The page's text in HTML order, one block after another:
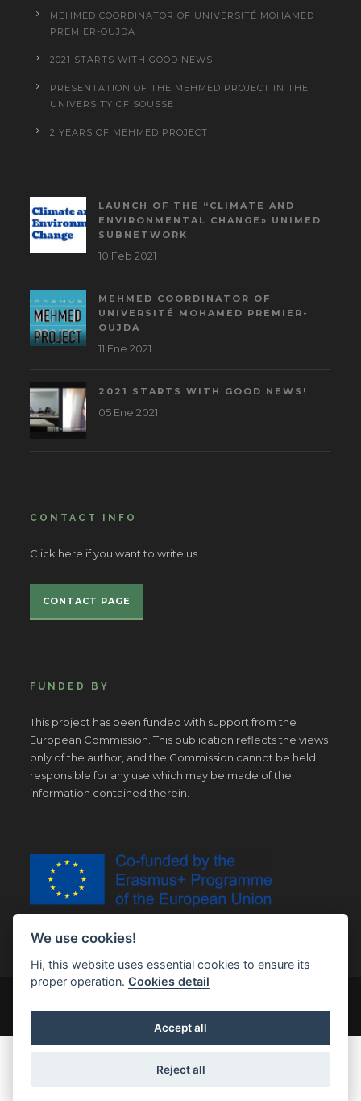
MEHMED COORDINATOR OF UNIVERSITÉ MOHAMED
PREMIER-OUJDA
2021 STARTS WITH GOOD NEWS!
PRESENTATION OF THE MEHMED PROJECT IN THE
UNIVERSITY OF SOUSSE
2 YEARS OF MEHMED PROJECT
LAUNCH OF THE “CLIMATE AND
ENVIRONMENTAL CHANGE» UNIMED
SUBNETWORK
10 Feb 2021
MEHMED COORDINATOR OF
UNIVERSITÉ MOHAMED PREMIER-
OUJDA
11 Ene 2021
2021 STARTS WITH GOOD NEWS!
05 Ene 2021
CONTACT INFO
Click here if you want to write us.
CONTACT PAGE
FUNDED BY
This project has been funded with support from the
European Commission. This publication reflects the views
only of the author, and the Commission cannot be held
responsible for any use which may be made of the
information contained therein.
We use cookies!
Hi, this website uses essential cookies to ensure its
proper operation.Cookies detail
Accept all
Reject all